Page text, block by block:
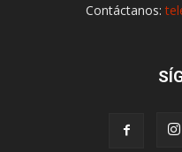
Contáctanos: